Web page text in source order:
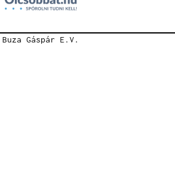
Buza Gáspár E.V.